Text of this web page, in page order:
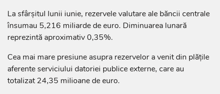
La sfârșitul lunii iunie, rezervele valutare ale băncii centrale
însumau 5,216 miliarde de euro. Diminuarea lunară
reprezintă aproximativ 0,35%.
Cea mai mare presiune asupra rezervelor a venit din plățile
aferente serviciului datoriei publice externe, care au
totalizat 24,35 milioane de euro.